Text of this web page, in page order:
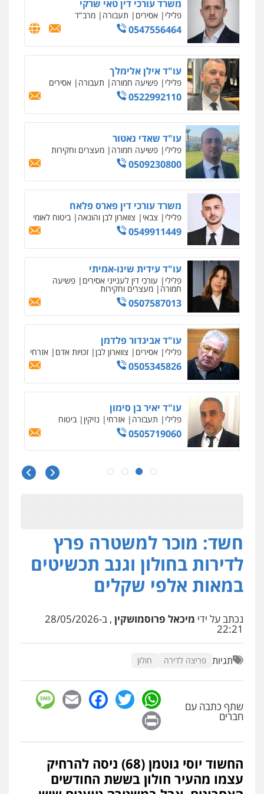
עו"ד נס בן נתן
פלילי כלכלי פשיעה חמורה נוער
0505555110
עו"ד משה פלמור
פלילי כלכלי צווארון לבן עורכי דין לענייני
אסירים
סלימאן אבו שעירה – משרד עורכי דין
פלילי בטחוני צבאי נזיקין
0547780927
עו"ד אסף גונן
פלילי פשע חמור תעבורה צבא מעצרים
וחקירות
גל דהן – משרד עורך דין פלילי
פלילי פשיעה חמורה סמים מעצרים
וחקירות
0544723840
עו"ד ראוף נג'אר
פלילי עורכי דין לענייני אסירים מעצרים
סמים רכוש
עו"ד אלון ארז
פלילי צבאי סמים אלימות במשפחה
לבן
שחר לדובסקי, עו"ד
עו"ד איהאב ג'לג'ולי
עורכי דין לענייני
אסירים
0505216700
עו"ד שלומי שרון
פלילי צבאי מעצרים וחקירות
כלכלי אלימות סמים מעצרים
0525544654
צווארון לבן
עורכי דין לענייני אסירים מעצרים וחקירות
0546470989
חשד: מוכר למשטרה פרץ
לדירות בחולון וגנב תכשיטים
במאות אלפי שקלים
נכתב על ידי מיכאל פרוסמושקין , ב-28/05/2026
22:21
תגיות פריצה לדירה חולון
שתף כתבה עם
חברים
WhatsApp
Twitter
Facebook
Email
החשוד יוסי גוטמן (68) ניסה להרחיק
עצמו מהעיר חולון בששת החודשים